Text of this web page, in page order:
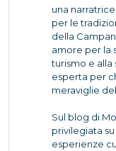
una
per le
della
amore per la
turismo e alla
esperta per
meraviglie
Sul blog di
privilegiata
esperienze